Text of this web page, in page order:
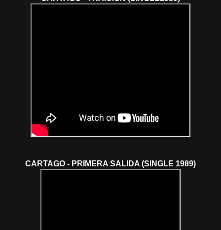
CARTAGO - PRIMERA SALIDA (SINGLE 1989)